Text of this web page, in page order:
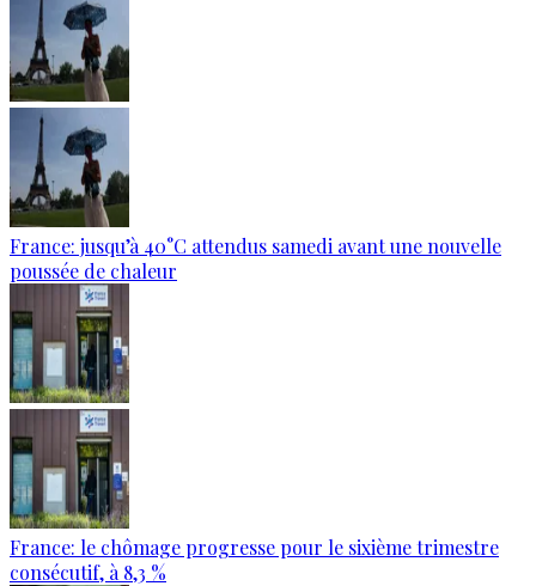
France: jusqu’à 40°C attendus samedi avant une nouvelle
poussée de chaleur
France: le chômage progresse pour le sixième trimestre
consécutif, à 8,3 %